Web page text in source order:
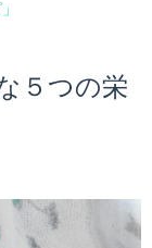
５つの栄